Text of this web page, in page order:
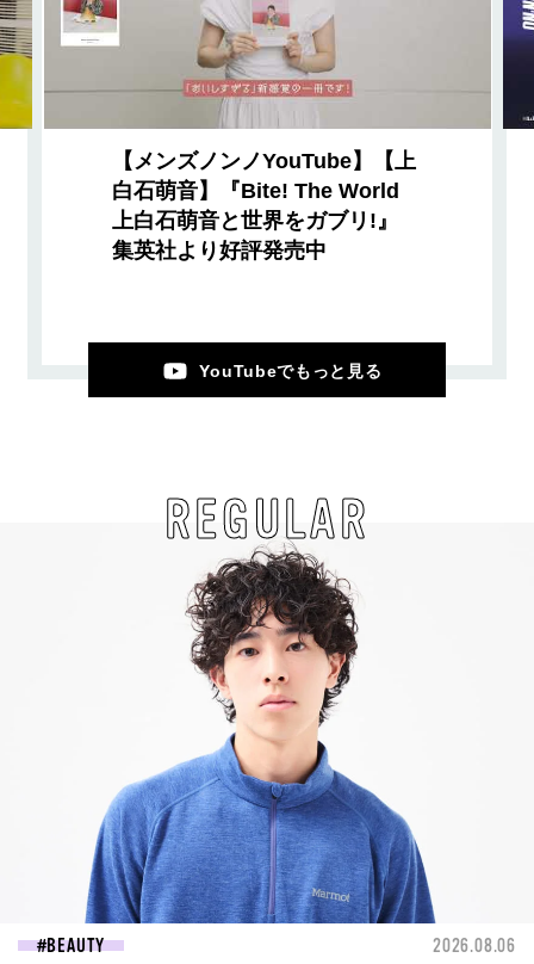
【メンズノンノYouTube】【上
白石萌音】『Bite! The World
上白石萌音と世界をガブリ!』
集英社より好評発売中
YouTubeでもっと見る
REGULAR
BEAUTY 2026.08.06